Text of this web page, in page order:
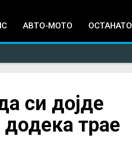
АВТО-МОТО ОСТАНАТО
си дојде
трае